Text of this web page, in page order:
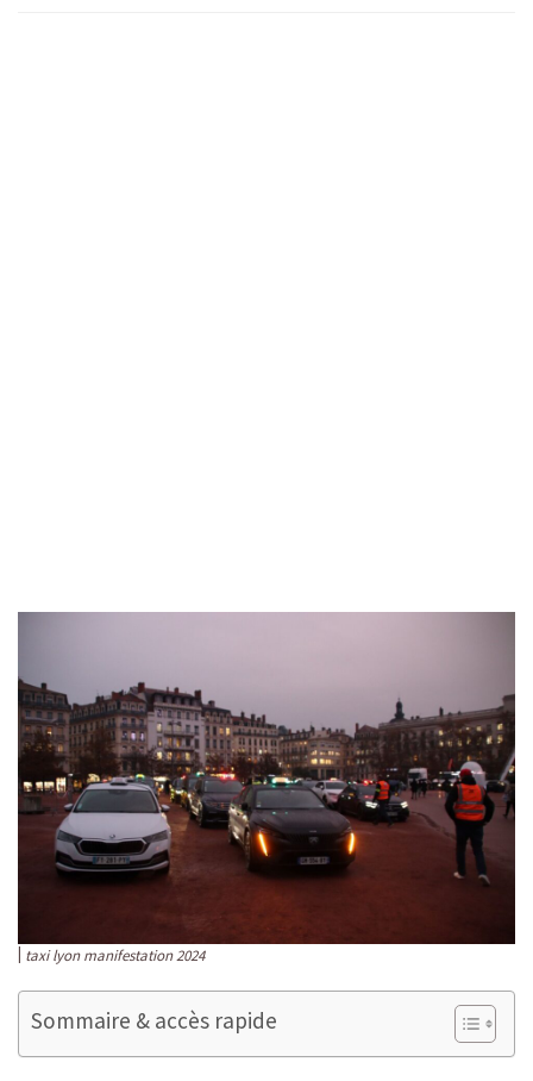
taxi lyon manifestation 2024
Sommaire & accès rapide